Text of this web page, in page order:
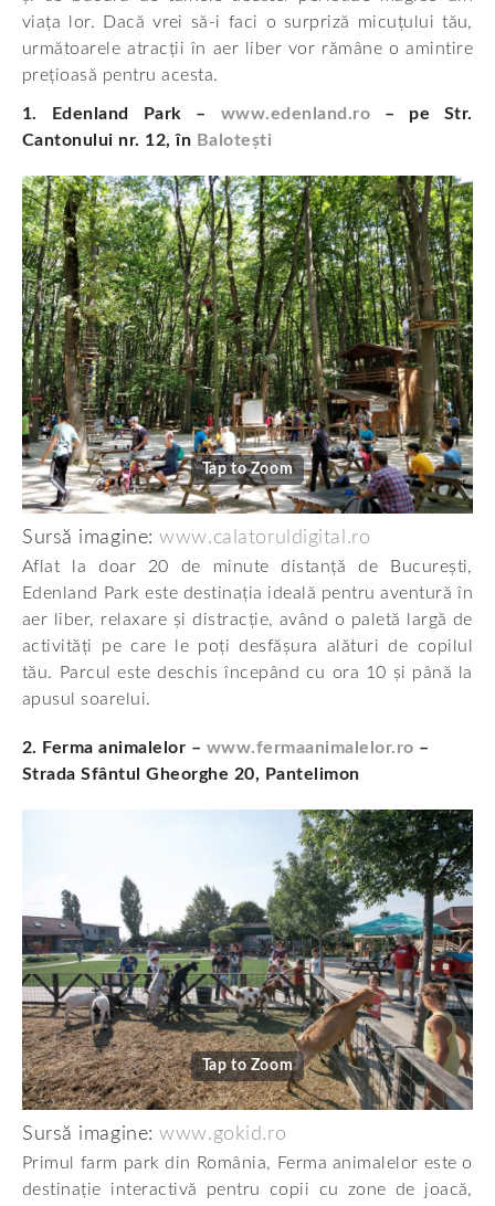
viața lor. Dacă vrei să-i faci o surpriză micuțului tău,
următoarele atracții în aer liber vor rămâne o amintire
prețioasă pentru acesta.
1. Edenland Park – www.edenland.ro – pe Str.
Cantonului nr. 12, în Balotești
Tap to Zoom
Sursă imagine:www.calatoruldigital.ro
Aflat la doar 20 de minute distanță de București,
Edenland Park este destinația ideală pentru aventură în
aer liber, relaxare și distracție, având o paletă largă de
activități pe care le poți desfășura alături de copilul
tău. Parcul este deschis începând cu ora 10 și până la
apusul soarelui.
2. Ferma animalelor – www.fermaanimalelor.ro –
Strada Sfântul Gheorghe 20, Pantelimon
Tap to Zoom
Sursă imagine:www.gokid.ro
Primul farm park din România, Ferma animalelor este o
destinație interactivă pentru copii cu zone de joacă,